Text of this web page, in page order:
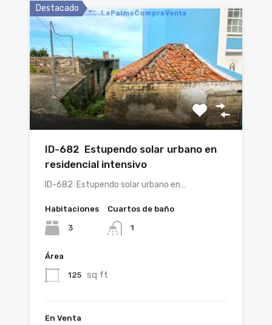
Destacado
ID-682 Estupendo solar urbano en
residencial intensivo
ID-682 Estupendo solar urbano en…
Habitaciones
3
Cuartos de baño
1
Área
125 sq ft
En Venta